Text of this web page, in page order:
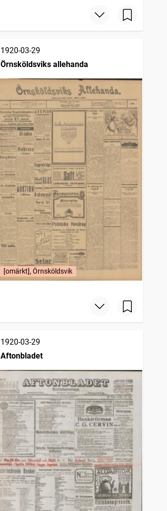
1920-03-29
Örnsköldsviks allehanda
[omärkt], Örnsköldsvik
1920-03-29
Aftonbladet